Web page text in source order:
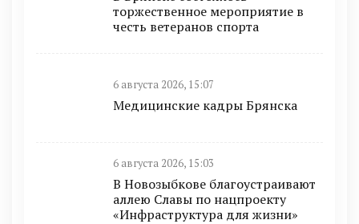
торжественное мероприятие в
честь ветеранов спорта
6 августа 2026, 15:07
Медицинские кадры Брянска
6 августа 2026, 15:03
В Новозыбкове благоустраивают
аллею Славы по нацпроекту
«Инфраструктура для жизни»